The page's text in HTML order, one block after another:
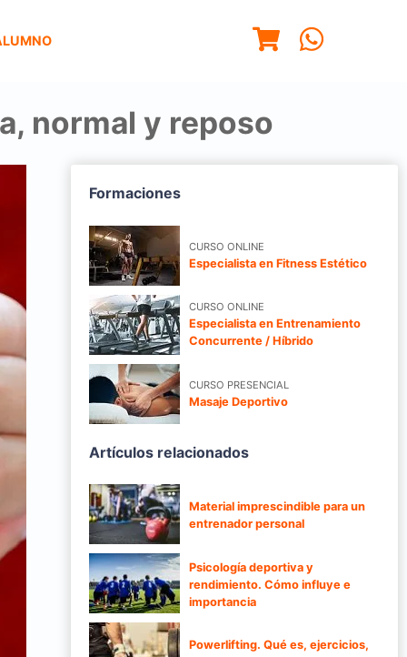
normal y reposo
Formaciones
CURSO ONLINE
Especialista en Fitness Estético
CURSO ONLINE
Especialista en Entrenamiento
Concurrente / Híbrido
CURSO PRESENCIAL
Masaje Deportivo
Artículos relacionados
Material imprescindible para un
entrenador personal
Psicología deportiva y
rendimiento. Cómo influye e
importancia
Powerlifting. Qué es, ejercicios,